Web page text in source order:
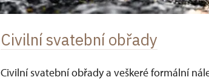
Civilní svatební obřady
Civilní svatební obřady a veškeré formální